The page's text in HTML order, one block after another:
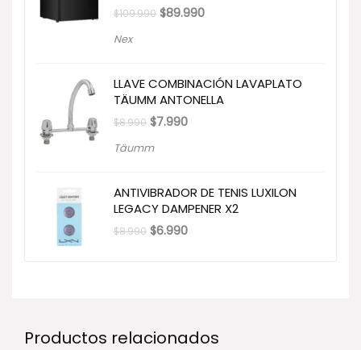
$109.990 El
$89.990El
Nex
LLAVE COMBINACIÓN LAVAPLATO
TÄUMM ANTONELLA
$8.990 El
original
era:
$7.990El
Täumm
ANTIVIBRADOR DE TENIS LUXILON
LEGACY DAMPENER X2
$8.990 El
$6.990El
Productos relacionados